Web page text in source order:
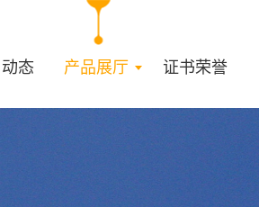
态 产品展厅 证书荣誉